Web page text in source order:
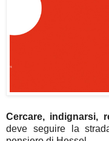
Cercare, indignarsi,
deve seguire la